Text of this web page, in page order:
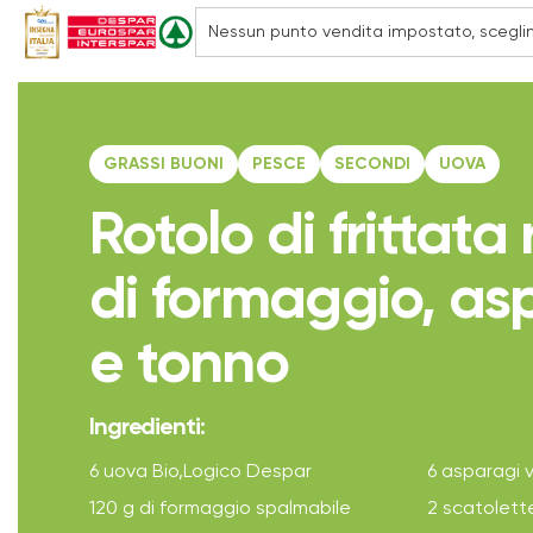
GRASSI BUONI PESCE SECONDI UOVA
Rotolo di frittata
di formaggio,
e tonno
Ingredienti:
6 uova Bio,Logico Despar
6 asparagi
120 g di formaggio spalmabile
2